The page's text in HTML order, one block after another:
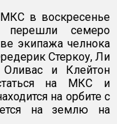
в воскресенье
семеро
экипажа челнока
Стеркоу, Ли
и Клейтон
на МКС и
на орбите с
на землю на